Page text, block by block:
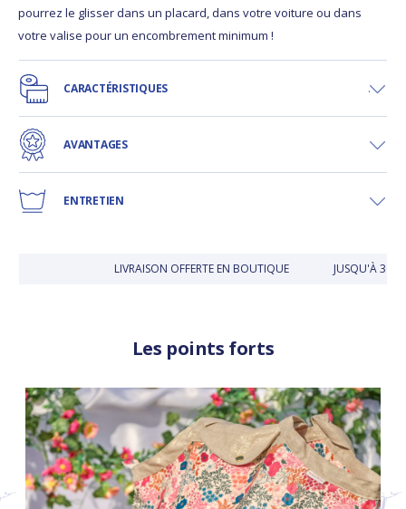
pourrez le glisser dans un placard, dans votre voiture ou dans
votre valise pour un encombrement minimum !
CARACTÉRISTIQUES
AVANTAGES
ENTRETIEN
LIVRAISON OFFERTE EN BOUTIQUE JUSQU'À 30
Les points forts